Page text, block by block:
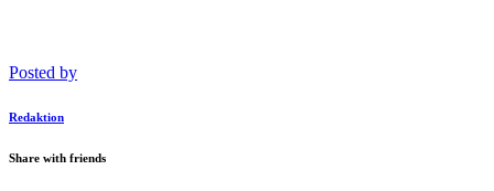
Posted by
Redaktion
Share with friends